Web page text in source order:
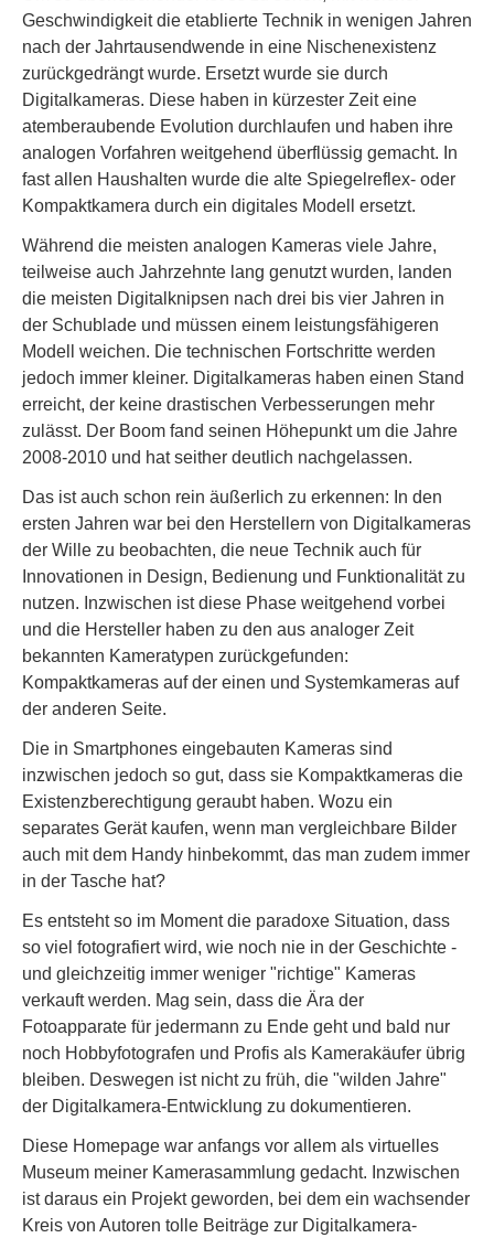
Geschwindigkeit die etablierte Technik in wenigen Jahren
nach der Jahrtausendwende in eine Nischenexistenz
zurückgedrängt wurde. Ersetzt wurde sie durch
Digitalkameras. Diese haben in kürzester Zeit eine
atemberaubende Evolution durchlaufen und haben ihre
analogen Vorfahren weitgehend überflüssig gemacht. In
fast allen Haushalten wurde die alte Spiegelreflex- oder
Kompaktkamera durch ein digitales Modell ersetzt.
Während die meisten analogen Kameras viele Jahre,
teilweise auch Jahrzehnte lang genutzt wurden, landen
die meisten Digitalknipsen nach drei bis vier Jahren in
der Schublade und müssen einem leistungsfähigeren
Modell weichen. Die technischen Fortschritte werden
jedoch immer kleiner. Digitalkameras haben einen Stand
erreicht, der keine drastischen Verbesserungen mehr
zulässt. Der Boom fand seinen Höhepunkt um die Jahre
2008-2010 und hat seither deutlich nachgelassen.
Das ist auch schon rein äußerlich zu erkennen: In den
ersten Jahren war bei den Herstellern von Digitalkameras
der Wille zu beobachten, die neue Technik auch für
Innovationen in Design, Bedienung und Funktionalität zu
nutzen. Inzwischen ist diese Phase weitgehend vorbei
und die Hersteller haben zu den aus analoger Zeit
bekannten Kameratypen zurückgefunden:
Kompaktkameras auf der einen und Systemkameras auf
der anderen Seite.
Die in Smartphones eingebauten Kameras sind
inzwischen jedoch so gut, dass sie Kompaktkameras die
Existenzberechtigung geraubt haben. Wozu ein
separates Gerät kaufen, wenn man vergleichbare Bilder
auch mit dem Handy hinbekommt, das man zudem immer
in der Tasche hat?
Es entsteht so im Moment die paradoxe Situation, dass
so viel fotografiert wird, wie noch nie in der Geschichte -
und gleichzeitig immer weniger "richtige" Kameras
verkauft werden. Mag sein, dass die Ära der
Fotoapparate für jedermann zu Ende geht und bald nur
noch Hobbyfotografen und Profis als Kamerakäufer übrig
bleiben. Deswegen ist nicht zu früh, die "wilden Jahre"
der Digitalkamera-Entwicklung zu dokumentieren.
Diese Homepage war anfangs vor allem als virtuelles
Museum meiner Kamerasammlung gedacht. Inzwischen
ist daraus ein Projekt geworden, bei dem ein wachsender
Kreis von Autoren tolle Beiträge zur Digitalkamera-